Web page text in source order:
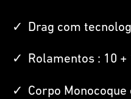
Drag com
Rolamentos : 10 +
Corpo